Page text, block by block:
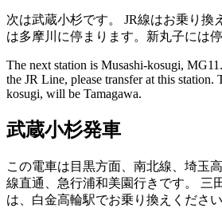
次は武蔵小杉です。 JR線はお乗り換
は多摩川に停まります。新丸子には停
The next station is Musashi-kosugi, MG11.
the JR Line, please transfer at this station.
kosugi, will be Tamagawa.
武蔵小杉発車
この電車は目黒方面、南北線、埼玉
線直通、急行浦和美園行きです。 三
は、白金高輪駅でお乗り換えください